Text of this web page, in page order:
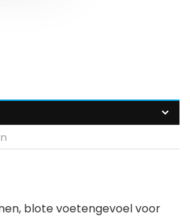
blote voetengevoel voor